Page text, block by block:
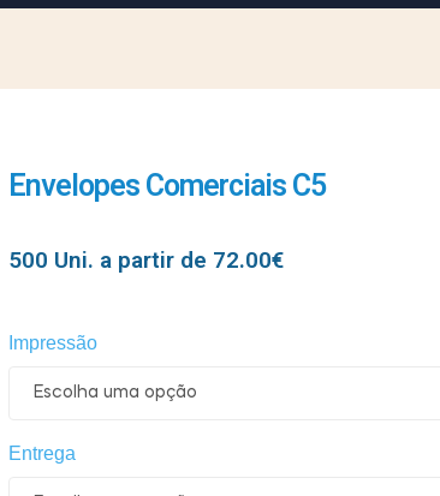
Envelopes Comerciais C5
500 Uni. a partir de 72.00€
Impressão
Entrega